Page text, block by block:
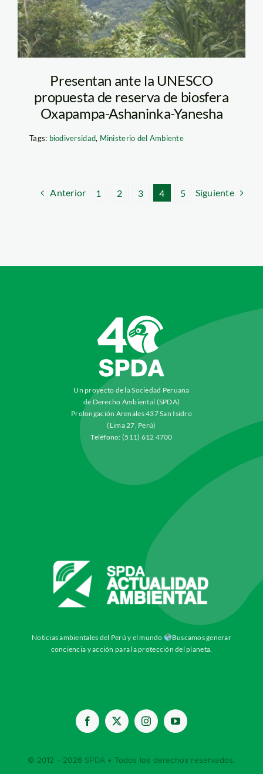
Presentan ante la UNESCO
propuesta de reserva de biosfera
Oxapampa-Ashaninka-Yanesha
Tags: biodiversidad, Ministerio del Ambiente
Anterior 1 2 3 4 5 Siguiente
Un proyecto de la Sociedad Peruana
de Derecho Ambiental (SPDA)
Prolongación Arenales 437 San Isidro
(Lima 27, Perú)
Teléfono: (511) 612 4700
Noticias ambientales del Perú y el mundo
Buscamos generar
conciencia y acción para la protección del planeta.
© 2012 - 2026 SPDA • Todos los derechos reservados.